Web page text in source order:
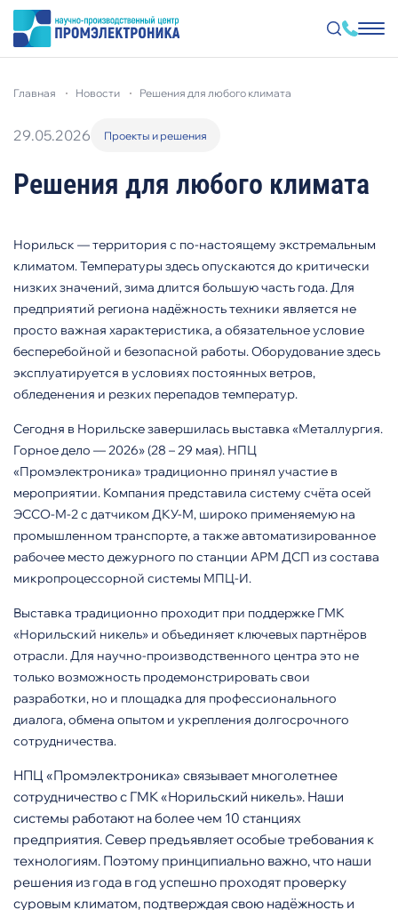
основному
главная новости решения для любого климата
29.05.2026 Проекты и решения
Решения для любого климата
Норильск — территория с по-настоящему экстремальным
климатом. Температуры здесь опускаются до критически
низких значений, зима длится большую часть года. Для
предприятий региона надёжность техники является не
просто важная характеристика, а обязательное условие
бесперебойной и безопасной работы. Оборудование здесь
эксплуатируется в условиях постоянных ветров,
обледенения и резких перепадов температур.
Сегодня в Норильске завершилась выставка «Металлургия.
Горное дело — 2026» (28 – 29 мая). НПЦ
«Промэлектроника» традиционно принял участие в
мероприятии. Компания представила систему счёта осей
ЭССО-М-2 с датчиком ДКУ-М, широко применяемую на
промышленном транспорте, а также автоматизированное
рабочее место дежурного по станции АРМ ДСП из состава
микропроцессорной системы МПЦ-И.
Выставка традиционно проходит при поддержке ГМК
«Норильский никель» и объединяет ключевых партнёров
отрасли. Для научно-производственного центра это не
только возможность продемонстрировать свои
разработки, но и площадка для профессионального
диалога, обмена опытом и укрепления долгосрочного
сотрудничества.
НПЦ «Промэлектроника» связывает многолетнее
сотрудничество с ГМК «Норильский никель». Наши
системы работают на более чем 10 станциях
предприятия. Север предъявляет особые требования к
технологиям. Поэтому принципиально важно, что наши
решения из года в год успешно проходят проверку
суровым климатом, подтверждая свою надёжность и